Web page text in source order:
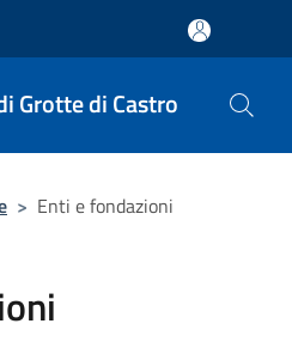
Grotte di Castro
> Enti e fondazioni